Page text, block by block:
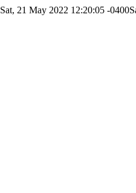
Sat, 21 May 2022 12:20:05 -0400